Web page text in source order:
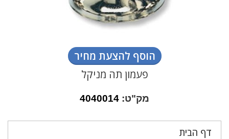
דף הבית
הוסף להצעת מחיר
פעמון תה מניקל
מק"ט: 4040014